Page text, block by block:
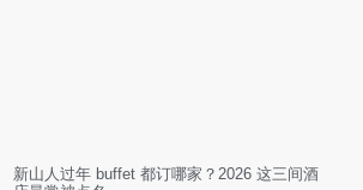
新山人过年 buffet 都订哪家？2026 这三间酒